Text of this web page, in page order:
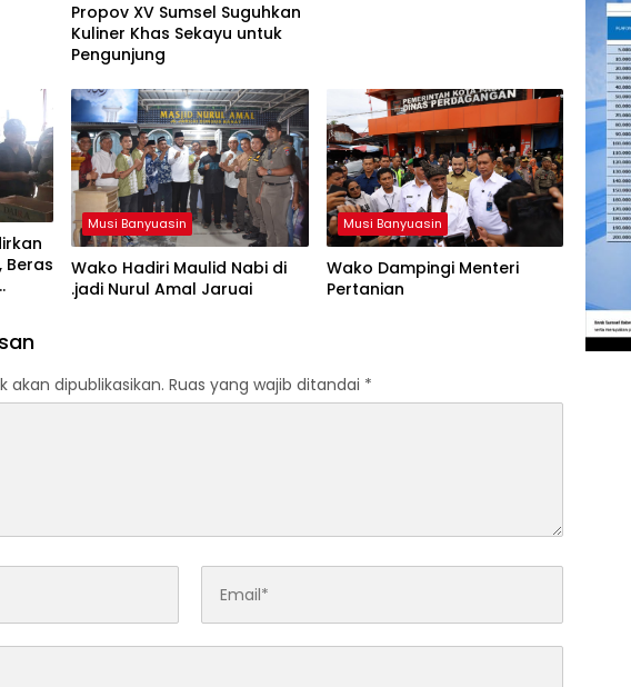
Propov XV Sumsel Suguhkan
Kuliner Khas Sekayu untuk
Pengunjung
Beras
Musi Banyuasin
Wako Hadiri Maulid Nabi di
.jadi Nurul Amal Jaruai
Musi Banyuasin
Wako Dampingi Menteri
Pertanian
akan dipublikasikan. Ruas yang wajib ditandai *